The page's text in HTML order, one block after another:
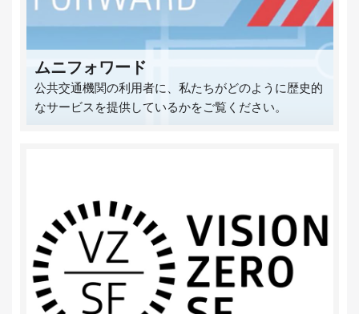
ムニフォワード
公共交通機関の利用者に、私たちがどのように歴史的
なサービスを提供しているかをご覧ください。